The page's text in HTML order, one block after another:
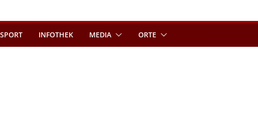
SPORT INFOTHEK MEDIA ORTE